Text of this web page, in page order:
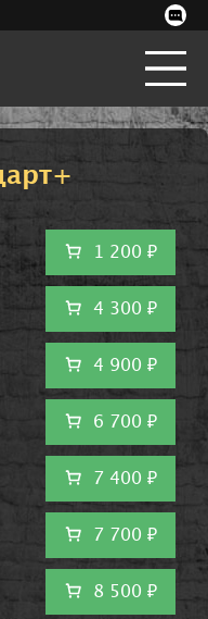
1 200 ₽
4 300 ₽
4 900 ₽
6 700 ₽
7 400 ₽
7 700 ₽
8 500 ₽